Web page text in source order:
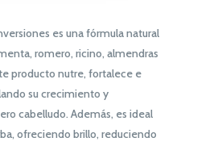
es una fórmula natural
romero, ricino, almendras
producto nutre, fortalece e
su crecimiento y
cabelludo. Además, es ideal
ofreciendo brillo, reduciendo